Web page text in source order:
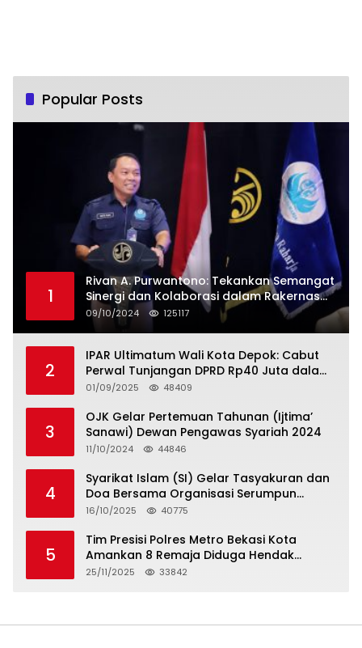
Popular Posts
1
Rivan A. Purwantono: Tekankan Semangat
Sinergi dan Kolaborasi dalam Rakernas
Serikat Pekerja Jasa Raharja
09/10/2024 125117
2
IPAR Ultimatum Wali Kota Depok: Cabut
Perwal Tunjangan DPRD Rp40 Juta dalam
5 Hari atau Hadapi Aksi Rakyat
01/09/2025 48409
3
OJK Gelar Pertemuan Tahunan (Ijtima’
Sanawi) Dewan Pengawas Syariah 2024
11/10/2024 44846
4
Syarikat Islam (SI) Gelar Tasyakuran dan
Doa Bersama Organisasi Serumpun
Syarikat Islam Doa
16/10/2025 40775
5
Tim Presisi Polres Metro Bekasi Kota
Amankan 8 Remaja Diduga Hendak
Tawuran
25/11/2025 33842